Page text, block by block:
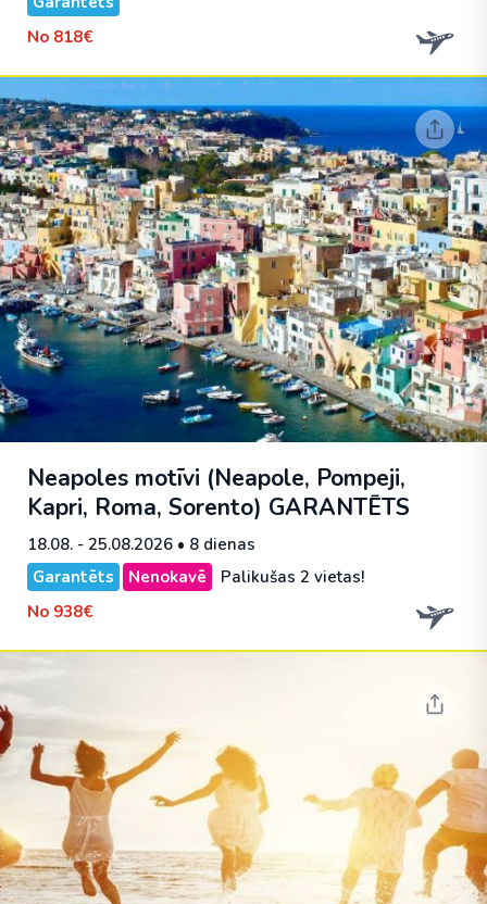
No 818€
Neapoles motīvi (Neapole, Pompeji,
Kapri, Roma, Sorento) GARANTĒTS
18.08. - 25.08.2026 • 8 dienas
Garantēts
Nenokavē
Palikušas 2 vietas!
No 938€